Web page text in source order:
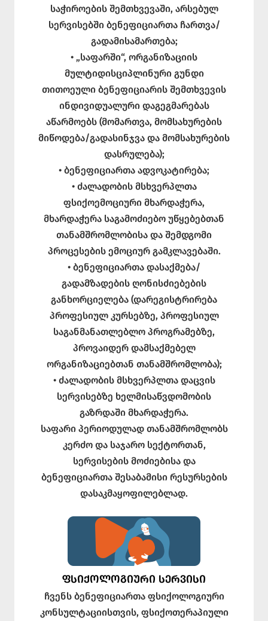
საჭიროების შემთხვევაში, არსებულ
სერვისებში ბენეფიციართა ჩართვა/
გადამისამართება;
• „საფარში“, ორგანიზაციის
მულტიდისციპლინური გუნდი
თითოეული ბენეფიციარის შემთხვევის
ინდივიდუალური დაგეგმარებას
აწარმოებს (მომართვა, მომსახურების
მიწოდება/გადასინჯვა და მომსახურების
დასრულება);
• ბენეფიციართა ადვოკატირება;
• ძალადობის მსხვერპლთა
ფსიქოემოციური მხარდაჭერა,
მხარდაჭერა საგამოძიებო უწყებებთან
თანამშრომლობისა და შემდგომი
პროცესების ემოციურ გამკლავებაში.
• ბენეფიციართა დასაქმება/
გადამზადების ღონისძიებების
განხორციელება (დარეგისტრირება
პროფესიულ კურსებზე, პროფესიულ
საგანმანათლებლო პროგრამებზე,
პროვაიდერ დამსაქმებელ
ორგანიზაციებთან თანამშრომლობა);
• ძალადობის მსხვერპლთა დაცვის
სერვისებზე ხელმისაწვდომობის
გაზრდაში მხარდაჭერა.
საფარი პერიოდულად თანამშრომლობს
კერძო და საჯარო სექტორთან,
სერვისების მოძიებისა და
ბენეფიციართა შესაბამისი რესურსების
დასაკმაყოფილებლად.
ᲤᲡᲘᲥᲝᲚᲝᲒᲘᲣᲠᲘ ᲡᲔᲠᲕᲘᲡᲘ
ჩვენს ბენეფიციართა ფსიქოლოგიური
კონსულტაციისთვის, ფსიქოთერაპიული